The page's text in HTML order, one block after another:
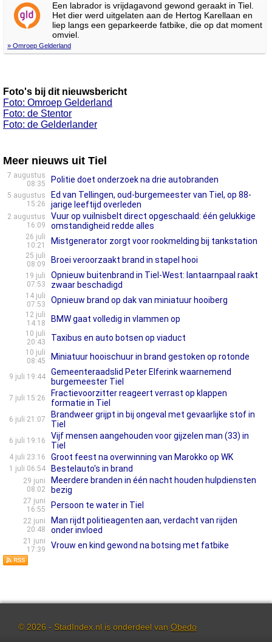
Een labrador is vrijdagavond gewond geraakt in Tiel.
Het dier werd uitgelaten aan de Hertog Karellaan en
liep langs een geparkeerde fatbike, die op dat moment
omviel.
» Omroep Gelderland
Foto's bij dit nieuwsbericht
Foto: Omroep Gelderland
Foto: de Stentor
Foto: de Gelderlander
Meer nieuws uit Tiel
7 augustus
08:35
Politie doet onderzoek na drie autobranden
5 augustus
15:26
Ed van Tellingen, oud-burgemeester van Tiel, op 88-
jarige leeftijd overleden
2 augustus
16:09
Vuur op vuilnisbelt direct opgeschaald: één gelukkige
omstandigheid redde alles
26 juli
10:21
Mistgenerator zorgt voor rookmelding bij tankstation
25 juli
08:09
Broei veroorzaakt brand in stapel hooi
19 juli
07:53
Opnieuw buitenbrand in Tiel-West: lantaarnpaal raakt
zwaar beschadigd
14 juli
07:53
Opnieuw brand op dak van miniatuur hooiberg
12 juli
14:18
BMW gaat volledig in vlammen op
10 juli
20:43
Taxibus en auto botsen op viaduct
10 juli
08:45
Miniatuur hooischuur in brand gestoken op rotonde
9 juli 19:44
Gemeenteraadslid Peter Elferink waarnemend
burgemeester Tiel
7 juli 15:26
Fractievoorzitter reageert verrast op klappen
formatie in Tiel
6 juli 21:07
Brandweer grijpt in bij ongeval met gevaarlijke stof in
Tiel
6 juli 19:16
Vijf mensen aangehouden voor gijzelen man (33) in
Tiel
4 juli 23:16 Groot feest na overwinning van Marokko op WK
1 juli 06:54 Bestelauto's in brand
29 juni
08:02
Meerdere branden in één nacht houden hulpdiensten
bezig
27 juni
16:55
Persoon te water in Tiel
22 juni
20:48
Man rijdt politieagenten aan, verdacht van rijden
onder invloed
21 juni
17:39
Vrouw en kind gewond na botsing met fatbike
© 2026 - StadIndex.nl is onderdeel van Obedo